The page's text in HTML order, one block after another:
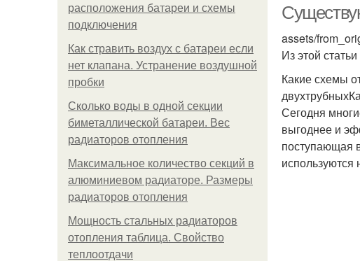
расположения батареи и схемы
подключения
Как стравить воздух с батареи если
нет клапана. Устранение воздушной
пробки
Сколько воды в одной секции
биметаллической батареи. Вес
радиаторов отопления
Максимальное количество секций в
алюминиевом радиаторе. Размеры
радиаторов отопления
Мощность стальных радиаторов
отопления таблица. Свойство
теплоотдачи
assets/
Из этой
Какие схемы
Сегодня
выгоднее и
поступающая
используются